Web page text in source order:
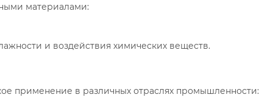
материалами:
и воздействия химических веществ.
применение в различных отраслях промышленности: